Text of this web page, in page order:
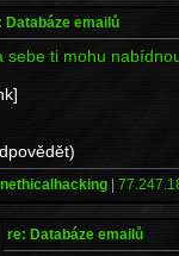
Databáze emailů
sebe ti mohu
|
re: Databáze emailů